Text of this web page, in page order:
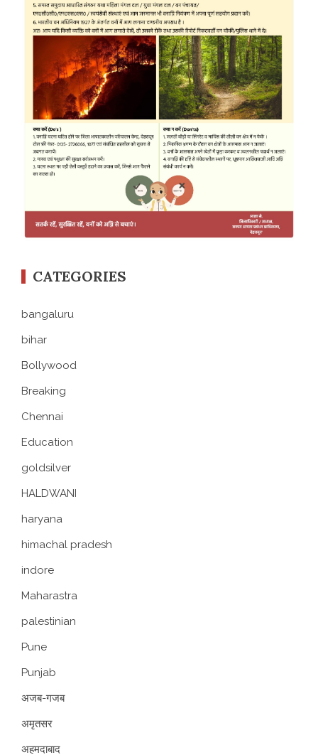
CATEGORIES
bangaluru
bihar
Bollywood
Breaking
Chennai
Education
goldsilver
HALDWANI
haryana
himachal pradesh
indore
Maharastra
palestinian
Pune
Punjab
अजब-गजब
अमृतसर
अहमदाबाद